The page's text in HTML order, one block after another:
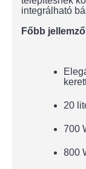
integrálható
Főbb
20
700
800